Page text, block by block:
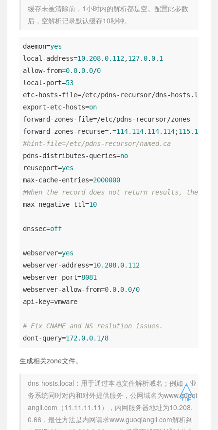

缓存未被清除前，1小时内的解析都是空。配置此参数
后，空解析记录默认缓存10秒钟。
daemon=yes
local-address=10.208. 0.112,127.0. 0.1
allow-from=0.0. 0.0/0
local-port=53
etc-hosts-file
export-etc-hosts=on
forward-zones-file
forward-zones-recurse=.=114.114. 114.114;115.115
#hint-file=/etc/pdns-recursor/named.ca
pdns-distributes-queries=no
reuseport=yes
max-cache-entries=2000000
#When the record does not return results, the
max-negative-ttl=10
dnssec=off
webserver=yes
webserver-address=10.208. 0.112
webserver-port=8081
webserver-allow-from=0.0. 0.0/0
api-key=vmware
# Fix CNAME and NS reslution issues.
dont-query=172.0. 0.1/8
生成相关zone文件。
dns-hosts.local：用于通过本地文件解析域名；例如，业
务系统同时对内和对外提供服务，公网域名为www.guoqi
angli.com（11.11.11.11），内网服务器地址为10.208.
0.66，最佳方法是内网请求www.guoqiangli.com解析到